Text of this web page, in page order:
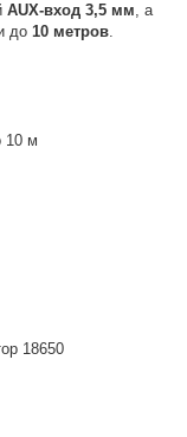
AUX-вход 3,5 мм, а
до10 метров.
10 м
18650